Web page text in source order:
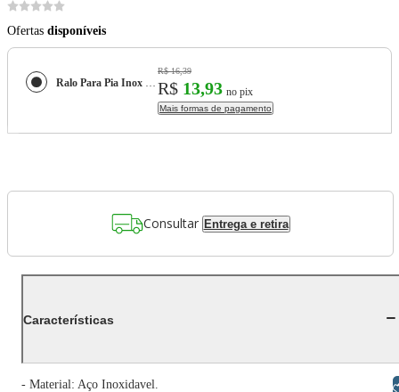
Ofertas disponíveis
Ralo Para Pia Inox 11.5Cm - Western
R$ 16,39
R$ 13,93 no pix
Mais formas de pagamento
Consultar Entrega e retira
Características
- Material: Aço Inoxidavel.